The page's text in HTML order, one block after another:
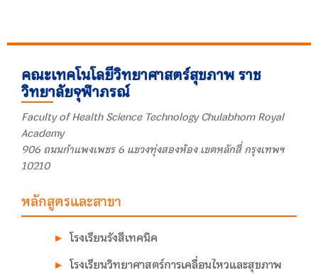
คณะเทคโนโลยีวิทยาศาสตร์สุขภาพ ราช
วิทยาลัยจุฬาภรณ์
Faculty of Health Science Technology Chulabhorn Royal
Academy
906 ถนนกำแพงเพชร 6 แขวงทุ่งสองห้อง เขตหลักสี่ กรุงเทพฯ
10210
หลักสูตรและสาขา
โรงเรียนรังสีเทคนิค
โรงเรียนวิทยาศาสตร์การเคลื่อนไหวและสุขภาพ